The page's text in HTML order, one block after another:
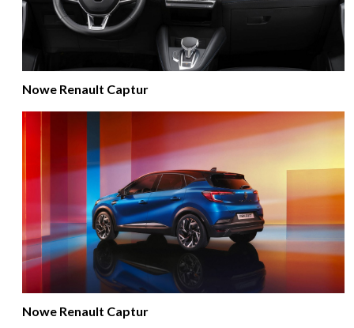
Nowe Renault Captur
Nowe Renault Captur